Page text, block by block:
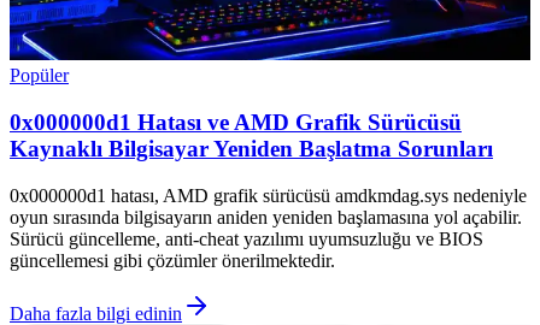
Popüler
0x000000d1 Hatası ve AMD Grafik Sürücüsü
Kaynaklı Bilgisayar Yeniden Başlatma Sorunları
0x000000d1 hatası, AMD grafik sürücüsü amdkmdag.sys nedeniyle
oyun sırasında bilgisayarın aniden yeniden başlamasına yol açabilir.
Sürücü güncelleme, anti-cheat yazılımı uyumsuzluğu ve BIOS
güncellemesi gibi çözümler önerilmektedir.
Daha fazla bilgi edinin